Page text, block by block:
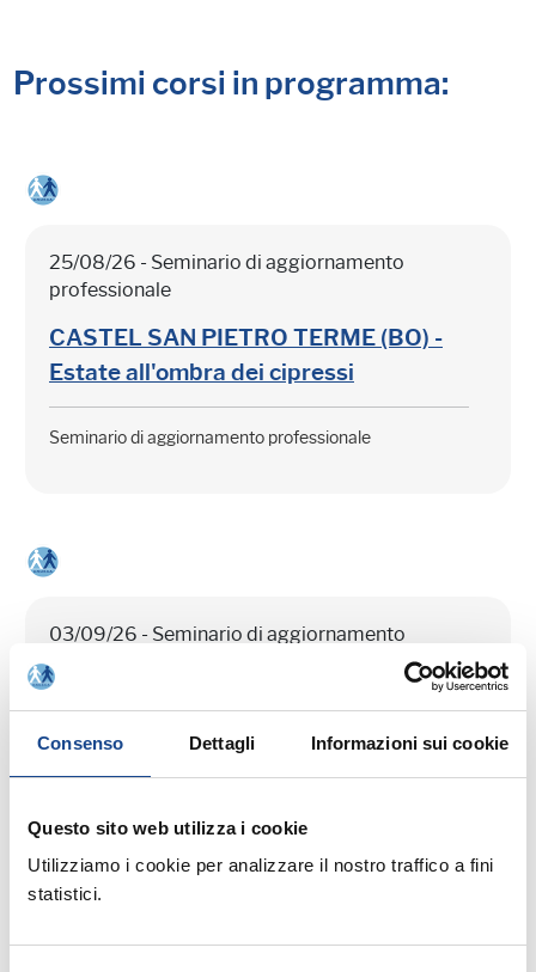
Consenso Dettagli Informazioni sui cookie
Questo sito web utilizza i cookie
Utilizziamo i cookie per analizzare il nostro traffico a fini
statistici.
Prossimi corsi in programma:
25/08/26 - Seminario di aggiornamento
professionale
CASTEL SAN PIETRO TERME (BO) -
Estate all'ombra dei cipressi
Seminario di aggiornamento professionale
03/09/26 - Seminario di aggiornamento
professionale
CASTEL SAN PIETRO TERME (BO) -
La cittadinanza italiana dopo la legge
74/2025